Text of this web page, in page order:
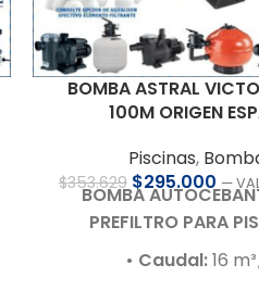
BOMBA ASTRAL
100M ORIGEN
Piscinas,
$353.629 $295.000 —
BOMBA
PREFILTRO PARA
• Caudal:16